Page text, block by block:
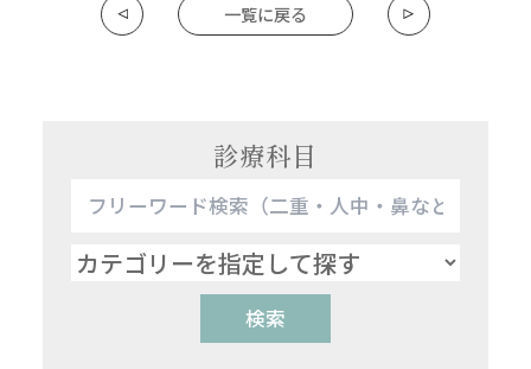
一覧に戻る
診療科目
検索